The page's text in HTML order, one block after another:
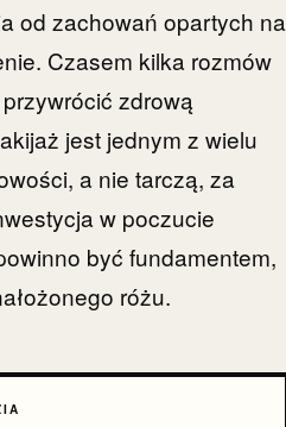
od zachowań opartych na
Czasem kilka rozmów
zdrową
jest jednym z wielu
a nie tarczą, za
w poczucie
być fundamentem,
różu.